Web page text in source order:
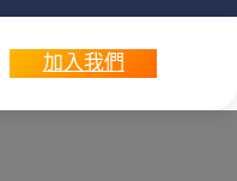
加入我們